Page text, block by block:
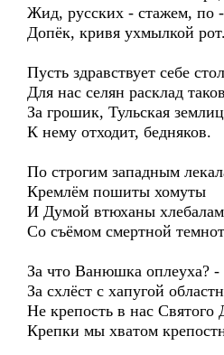
Жид, русских - стажем, по
Допёк, кривя ухмылкой рот.
Пусть здравствует себе
Для нас селян расклад
За грошик, Тульская
К нему отходит, бедняков.
По строгим западным
Кремлём пошиты хомуты
И Думой втюханы хлебалам
Со съёмом смертной
За что Ванюшка оплеуха? -
За схлёст с хапугой
Не крепость в нас Святого
Крепки мы хватом